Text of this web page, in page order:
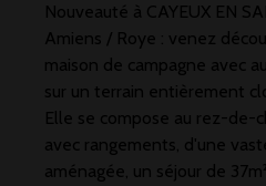
Nouveauté à CAYEUX EN
Amiens / Roye : venez
maison de campagne avec
sur un terrain entièrement
Elle se compose au rez-de-
avec rangements, d'une
aménagée, un séjour de